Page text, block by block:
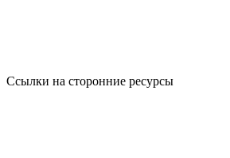
Ссылки на сторонние ресурсы